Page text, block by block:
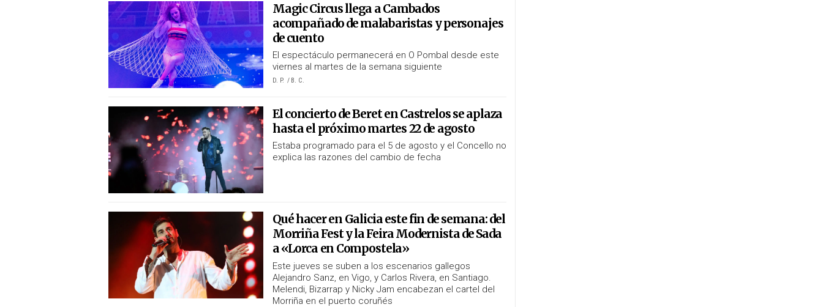
Magic Circus llega a Cambados
acompañado de malabaristas y personajes
de cuento
El espectáculo permanecerá en O Pombal desde este
viernes al martes de la semana siguiente
D. P. B. C.
El concierto de Beret en Castrelos se aplaza
hasta el próximo martes 22 de agosto
Estaba programado para el 5 de agosto y el Concello no
explica las razones del cambio de fecha
Qué hacer en Galicia este fin de semana: del
Morriña Fest y la Feira Modernista de Sada
a «Lorca en Compostela»
Este jueves se suben a los escenarios gallegos
Alejandro Sanz, en Vigo, y Carlos Rivera, en Santiago.
Melendi, Bizarrap y Nicky Jam encabezan el cartel del
Morriña en el puerto coruñés